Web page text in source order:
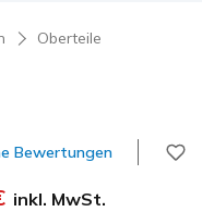
Oberteile
Bewertungen
inkl. MwSt.